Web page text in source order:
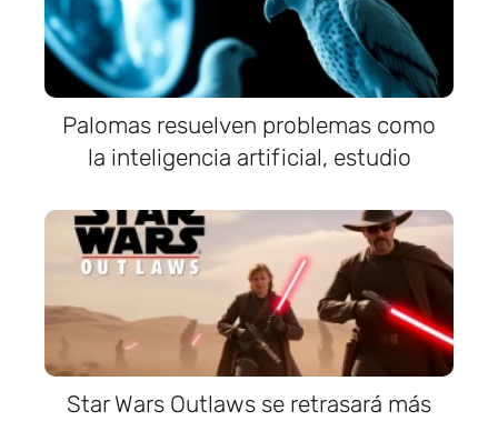
Palomas resuelven problemas como
la inteligencia artificial, estudio
Star Wars Outlaws se retrasará más